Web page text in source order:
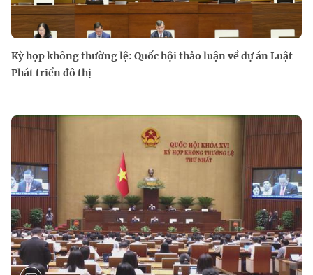
Kỳ họp không thường lệ: Quốc hội thảo luận về dự án Luật
Phát triển đô thị